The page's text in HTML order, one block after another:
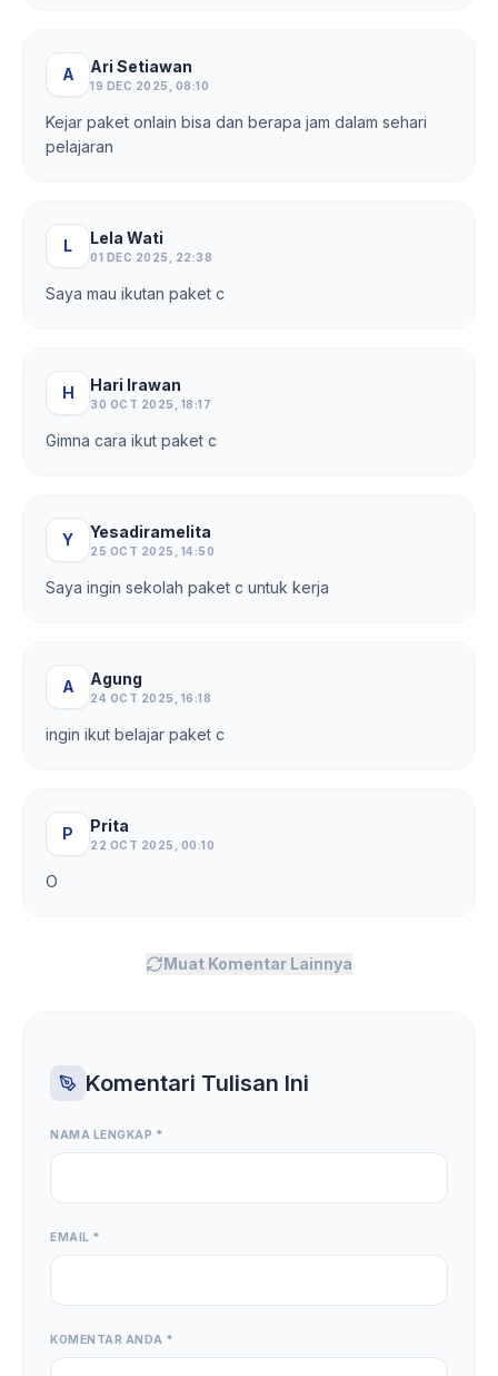
A Ari Setiawan
19 DEC 2025, 08:10
Kejar paket onlain bisa dan berapa jam dalam sehari
pelajaran
L Lela Wati
01 DEC 2025, 22:38
Saya mau ikutan paket c
H Hari Irawan
30 OCT 2025, 18:17
Gimna cara ikut paket c
Y Yesadiramelita
25 OCT 2025, 14:50
Saya ingin sekolah paket c untuk kerja
A Agung
24 OCT 2025, 16:18
ingin ikut belajar paket c
P Prita
22 OCT 2025, 00:10
O
Muat Komentar Lainnya
Komentari Tulisan Ini
NAMA LENGKAP *
EMAIL *
KOMENTAR ANDA *